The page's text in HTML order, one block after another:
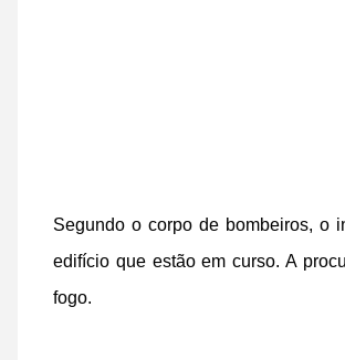
Segundo o corpo de bombeiros, o
edifício que estão em curso. A
fogo.